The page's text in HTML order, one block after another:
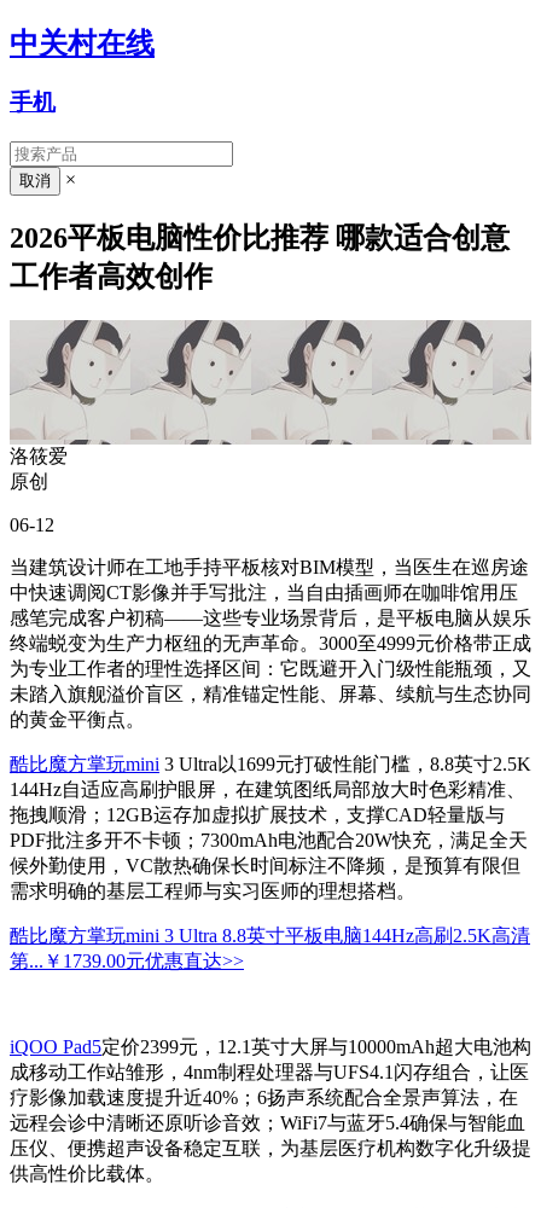
中关村在线
手机
×
2026平板电脑性价比推荐 哪款适合创意
工作者高效创作
洛筱爱
原创
06-12
当建筑设计师在工地手持平板核对BIM模型，当医生在巡房途
中快速调阅CT影像并手写批注，当自由插画师在咖啡馆用压
感笔完成客户初稿——这些专业场景背后，是平板电脑从娱乐
终端蜕变为生产力枢纽的无声革命。3000至4999元价格带正成
为专业工作者的理性选择区间：它既避开入门级性能瓶颈，又
未踏入旗舰溢价盲区，精准锚定性能、屏幕、续航与生态协同
的黄金平衡点。
酷比魔方掌玩mini 3 Ultra以1699元打破性能门槛，8.8英寸2.5K
144Hz自适应高刷护眼屏，在建筑图纸局部放大时色彩精准、
拖拽顺滑；12GB运存加虚拟扩展技术，支撑CAD轻量版与
PDF批注多开不卡顿；7300mAh电池配合20W快充，满足全天
候外勤使用，VC散热确保长时间标注不降频，是预算有限但
需求明确的基层工程师与实习医师的理想搭档。
酷比魔方掌玩mini 3 Ultra 8.8英寸平板电脑144Hz高刷2.5K高清
第... ￥1739.00元优惠直达>>
iQOO Pad5定价2399元，12.1英寸大屏与10000mAh超大电池构
成移动工作站雏形，4nm制程处理器与UFS4.1闪存组合，让医
疗影像加载速度提升近40%；6扬声系统配合全景声算法，在
远程会诊中清晰还原听诊音效；WiFi7与蓝牙5.4确保与智能血
压仪、便携超声设备稳定互联，为基层医疗机构数字化升级提
供高性价比载体。